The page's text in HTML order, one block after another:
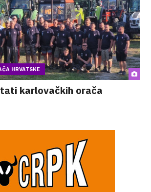
HRVATSKE
karlovačkih orača